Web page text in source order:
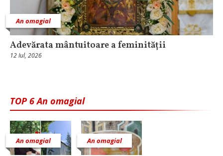
An omagial
Adevărata mântuitoare a feminității
12 Iul, 2026
TOP 6 An omagial
An omagial An omagial